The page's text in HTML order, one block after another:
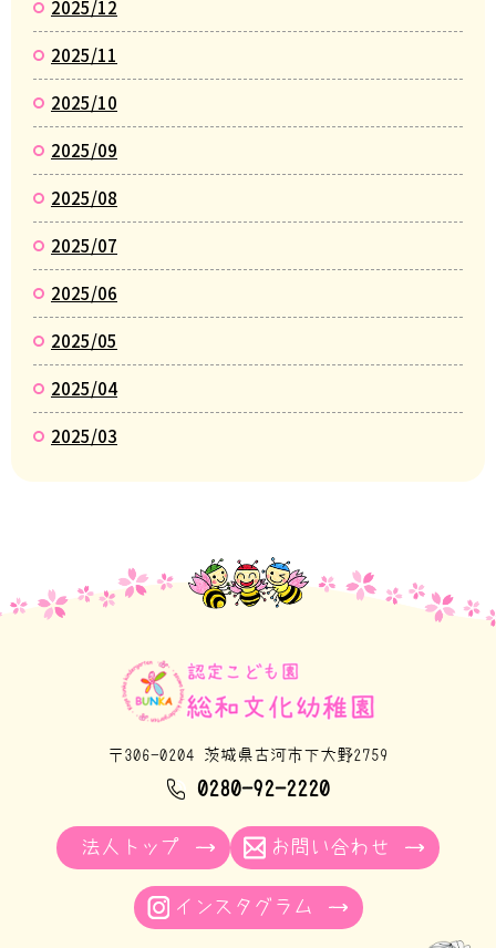
2025/12
2025/11
2025/10
2025/09
2025/08
2025/07
2025/06
2025/05
2025/04
2025/03
〒306-0204 茨城県古河市下大野2759
0280-92-2220
法人トップ お問い合わせ
インスタグラム